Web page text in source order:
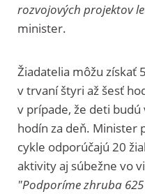
rozvojových projektov
minister.
Žiadatelia môžu získať
v trvaní štyri až šesť
v prípade, že deti
hodín za deň. Minister
cykle odporúčajú 20
aktivity aj súbežne vo
"Podporíme zhruba